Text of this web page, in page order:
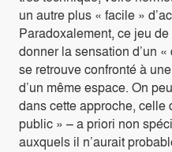
un autre plus « facile »
Paradoxalement, ce jeu
donner la sensation d’un
se retrouve confronté à
d’un même espace. On
dans cette approche, celle
public » – a priori non
auxquels il n’aurait